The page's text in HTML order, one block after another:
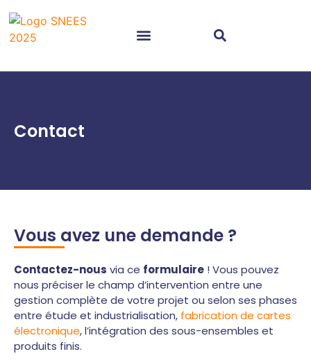
Contact
Vous avez une demande ?
Contactez-nous via ce formulaire ! Vous pouvez
nous préciser le champ d’intervention entre une
gestion complète de votre projet ou selon ses phases
entre étude et industrialisation, fabrication de cartes
électronique, l’intégration des sous-ensembles et
produits finis.